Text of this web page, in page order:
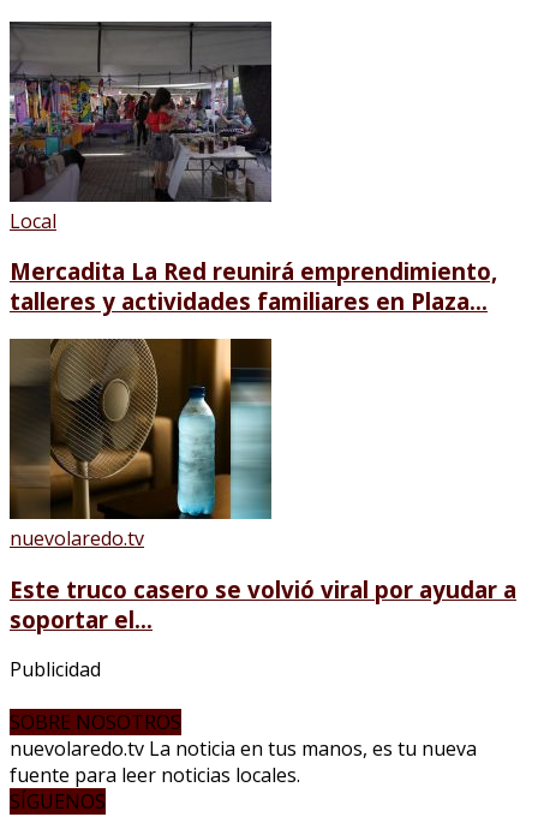
Local
Mercadita La Red reunirá emprendimiento,
talleres y actividades familiares en Plaza...
nuevolaredo.tv
Este truco casero se volvió viral por ayudar a
soportar el...
Publicidad
SOBRE NOSOTROS
nuevolaredo.tv La noticia en tus manos, es tu nueva
fuente para leer noticias locales.
SÍGUENOS